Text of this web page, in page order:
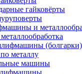
гайковёрты
(болгарки)
металлу
машины